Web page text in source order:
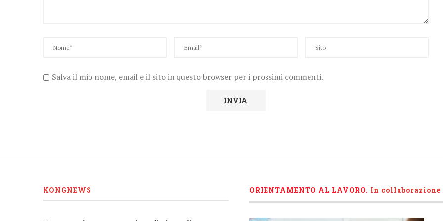
Salva il mio nome, email e il sito in questo browser per i prossimi commenti.
KONGNEWS ORIENTAMENTO AL LAVORO. In collaborazione